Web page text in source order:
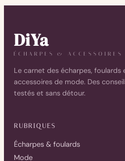
DiYa
ÉCHARPES & ACCESSOIRES
Le carnet des écharpes, foulards
accessoires de mode. Des
testés et sans détour.
RUBRIQUES
Écharpes & foulards
Mode